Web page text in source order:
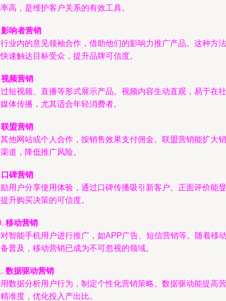
高，是维护客户关系的有效工具。
影响者营销
业内的意见领袖合作，借助他们的影响力推广产品。这种方法
速触达目标受众，提升品牌可信度。
视频营销
短视频、直播等形式展示产品。视频内容生动直观，易于在社
体传播，尤其适合年轻消费者。
联盟营销
他网站或个人合作，按销售效果支付佣金。联盟营销能扩大销
道，降低推广风险。
口碑营销
用户分享使用体验，通过口碑传播吸引新客户。正面评价能显
升购买决策的可信度。
移动营销
智能手机用户进行推广，如APP广告、短信营销等。随着移
普及，移动营销已成为不可忽视的领域。
数据驱动营销
数据分析用户行为，制定个性化营销策略。数据驱动能提高营
准度，优化投入产出比。